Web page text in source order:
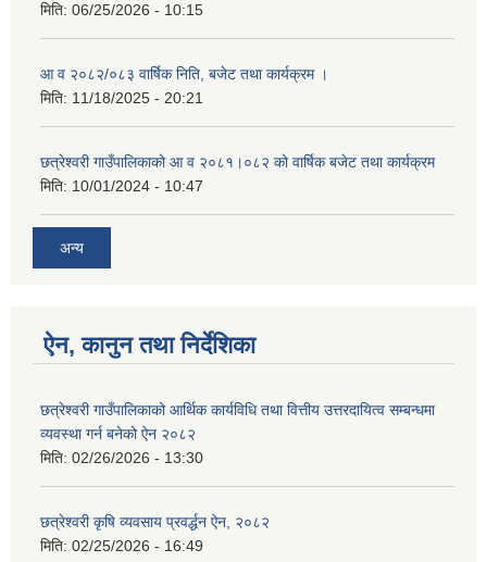
मिति: 06/25/2026 - 10:15
आ व २०८२/०८३ वार्षिक निति, बजेट तथा कार्यक्रम ।
मिति: 11/18/2025 - 20:21
छत्रेश्वरी गाउँपालिकाको आ व २०८१।०८२ को वार्षिक बजेट तथा कार्यक्रम
मिति: 10/01/2024 - 10:47
अन्य
ऐन, कानुन तथा निर्देशिका
छत्रेश्वरी गाउँपालिकाको आर्थिक कार्यविधि तथा वित्तीय उत्तरदायित्व सम्बन्धमा
व्यवस्था गर्न बनेको ऐन २०८२
मिति: 02/26/2026 - 13:30
छत्रेश्‍वरी कृषि व्यवसाय प्रवर्द्धन ऐन, २०८२
मिति: 02/25/2026 - 16:49